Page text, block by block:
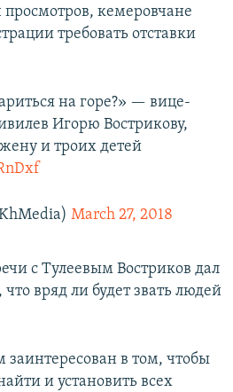
кемеровчане
требовать отставки
на горе?» — вице-
Игорю Вострикову,
и троих детей
March 27, 2018
с Тулеевым Востриков дал
вряд ли будет звать людей
в том, чтобы
и установить всех